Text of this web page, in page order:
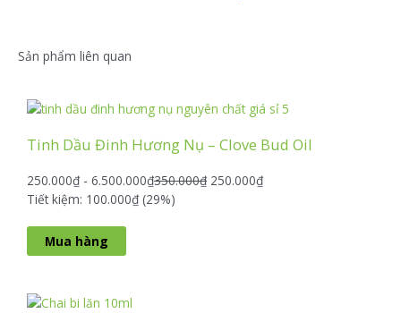
Sản phẩm liên quan
Tinh Dầu Đinh Hương Nụ – Clove Bud Oil
250.000₫- 6.500.000₫350.000₫ 250.000₫
Tiết kiệm: 100.000₫ (29%)
Mua hàng